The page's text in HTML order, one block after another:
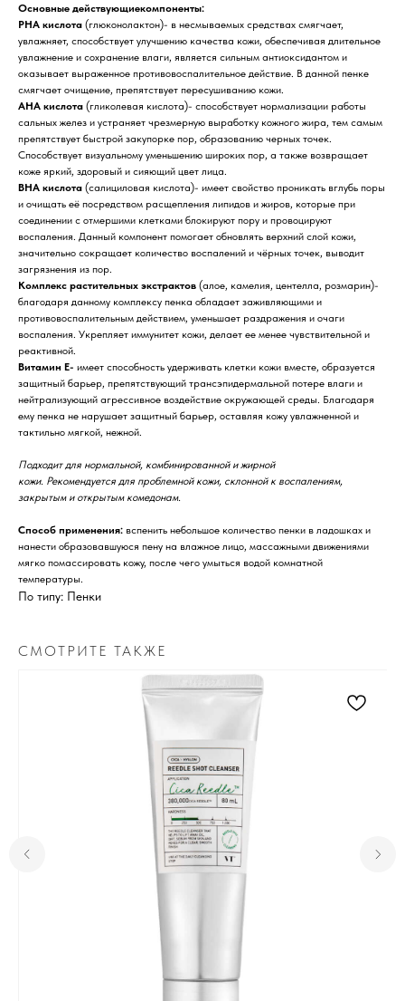
Основные действующиекомпоненты:
PHA кислота (глюконолактон)- в несмываемых средствах смягчает,
увлажняет, способствует улучшению качества кожи, обеспечивая длительное
увлажнение и сохранение влаги, является сильным антиоксидантом и
оказывает выраженное противовоспалительное действие. В данной пенке
смягчает очищение, препятствует пересушиванию кожи.
AHA кислота (гликолевая кислота)- способствует нормализации работы
сальных желез и устраняет чрезмерную выработку кожного жира, тем самым
препятствует быстрой закупорке пор, образованию черных точек.
Способствует визуальному уменьшению широких пор, а также возвращает
коже яркий, здоровый и сияющий цвет лица.
BHA кислота (салициловая кислота)- имеет свойство проникать вглубь поры
и очищать её посредством расщепления липидов и жиров, которые при
соединении с отмершими клетками блокируют пору и провоцируют
воспаления. Данный компонент помогает обновлять верхний слой кожи,
значительно сокращает количество воспалений и чёрных точек, выводит
загрязнения из пор.
Комплекс растительных экстрактов (алое, камелия, центелла, розмарин)-
благодаря данному комплексу пенка обладает заживляющими и
противовоспалительным действием, уменьшает раздражения и очаги
воспаления. Укрепляет иммунитет кожи, делает ее менее чувствительной и
реактивной.
Витамин Е- имеет способность удерживать клетки кожи вместе, образуется
защитный барьер, препятствующий трансэпидермальной потере влаги и
нейтрализующий агрессивное воздействие окружающей среды. Благодаря
ему пенка не нарушает защитный барьер, оставляя кожу увлажненной и
тактильно мягкой, нежной.
Подходит для нормальной, комбинированной и жирной
кожи. Рекомендуется для проблемной кожи, склонной к воспалениям,
закрытым и открытым комедонам.
Способ применения: вспенить небольшое количество пенки в ладошках и
нанести образовавшуюся пену на влажное лицо, массажными движениями
мягко помассировать кожу, после чего умыться водой комнатной
температуры.
По типу: Пенки
СМОТРИТЕ ТАКЖЕ
Отзывы
Комсомольск-на-Амуре, ​
проспект Ленина 46 ТЦ Оникс
+7 (999) 794-15-06
Контактный телефон
Пн-Вс с 10:00 до 19:00
Контакты